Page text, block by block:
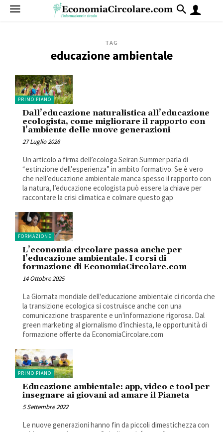
TAG
educazione ambientale
PRIMO PIANO
Dall’educazione naturalistica all’educazione
ecologista, come migliorare il rapporto con
l’ambiente delle nuove generazioni
27 Luglio 2026
Un articolo a firma dell’ecologa Seiran Summer parla di
“estinzione dell’esperienza” in ambito formativo. Se è vero
che nell’educazione ambientale manca spesso il rapporto con
la natura, l’educazione ecologista può essere la chiave per
raccontare la crisi climatica e colmare questo gap
FORMAZIONE
L’economia circolare passa anche per
l’educazione ambientale. I corsi di
formazione di EconomiaCircolare.com
14 Ottobre 2025
La Giornata mondiale dell'educazione ambientale ci ricorda che
la transizione ecologica si costruisce anche con una
comunicazione trasparente e un'informazione rigorosa. Dal
green marketing al giornalismo d'inchiesta, le opportunità di
formazione offerte da EconomiaCircolare.com
PRIMO PIANO
Educazione ambientale: app, video e tool per
insegnare ai giovani ad amare il Pianeta
5 Settembre 2022
Le nuove generazioni hanno fin da piccoli dimestichezza con